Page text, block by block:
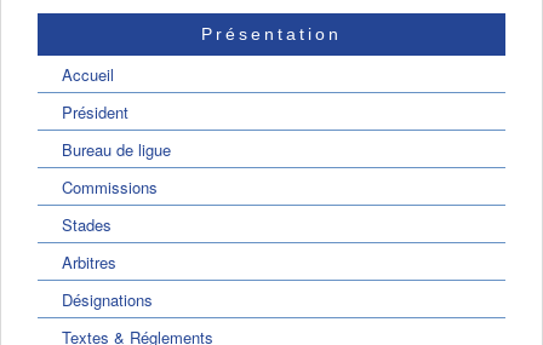
Présentation
Accueil
Président
Bureau de ligue
Commissions
Stades
Arbitres
Désignations
Textes & Réglements